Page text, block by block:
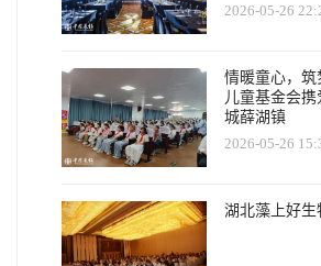
2026-05-26
情暖童心，
儿童基金会
城薛湖镇
2026-05-26
湖北藻上好